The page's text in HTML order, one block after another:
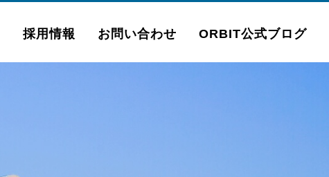
採用情報 お問い合わせ ORBIT公式ブログ